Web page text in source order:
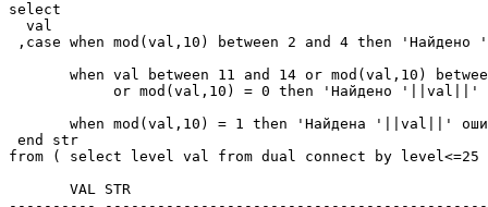
select
  val
,case when mod(val,10) between 2 and 4 then
when val between 11 and 14 or mod(val,10)
or mod(val,10) = 0 then 'Найдено
when mod(val,10) = 1 then 'Найдена '||val||'
end str
from ( select level val from dual connect by level<=25
       VAL STR